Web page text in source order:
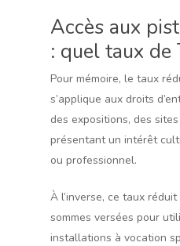
Accès aux
: quel taux de
Pour mémoire, le taux
s’applique aux droits
des expositions, des
présentant un intérêt
ou professionnel.
À l’inverse, ce taux
sommes versées pour
installations à vocation